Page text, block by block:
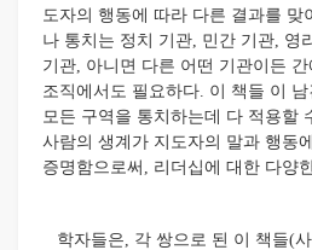
도자의 행동에 따라 다른 결과를 맞
나 통치는 정치 기관, 민간 기관, 영
기관, 아니면 다른 어떤 기관이든
조직에서도 필요하다. 이 책들 이
모든 구역을 통치하는데 다 적용할
사람의 생계가 지도자의 말과 행동
증명함으로써, 리더십에 대한 다양
학자들은, 각 쌍으로 된 이 책들(